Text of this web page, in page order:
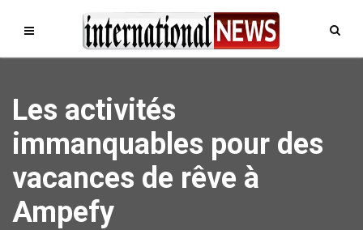
Les activités
immanquables pour des
vacances de rêve à
Ampefy